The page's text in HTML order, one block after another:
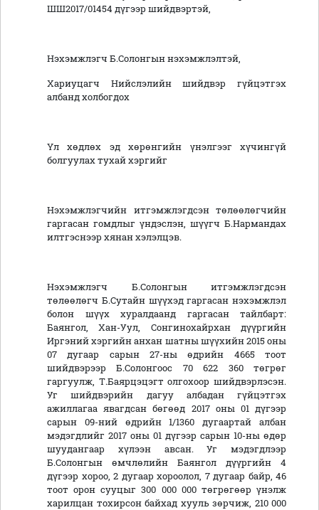
ШШ2017/01454 дүгээр шийдвэртэй,
Нэхэмжлэгч Б.Солонгын нэхэмжлэлтэй,
Хариуцагч Нийслэлийн шийдвэр гүйцэтгэх
албанд холбогдох
Үл хөдлөх эд хөрөнгийн үнэлгээг хүчингүй
болгуулах тухай хэргийг
Нэхэмжлэгчийн итгэмжлэгдсэн төлөөлөгчийн
гаргасан гомдлыг үндэслэн, шүүгч Б.Нармандах
илтгэснээр хянан хэлэлцэв.
Нэхэмжлэгч Б.Солонгын итгэмжлэгдсэн
төлөөлөгч Б.Сутайн шүүхэд гаргасан нэхэмжлэл
болон шүүх хуралдаанд гаргасан тайлбарт:
Баянгол, Хан-Уул, Сонгинохайрхан дүүргийн
Иргэний хэргийн анхан шатны шүүхийн 2015 оны
07 дугаар сарын 27-ны өдрийн 4665 тоот
шийдвэрээр Б.Солонгоос 70 622 360 төгрөг
гаргуулж, Т.Баярцэцэгт олгохоор шийдвэрлэсэн.
Уг шийдвэрийн дагуу албадан гүйцэтгэх
ажиллагаа явагдсан бөгөөд 2017 оны 01 дүгээр
сарын 09-ний өдрийн 1/1360 дугаартай албан
мэдэгдлийг 2017 оны 01 дүгээр сарын 10-ны өдөр
шуудангаар хүлээн авсан. Уг мэдэгдлээр
Б.Солонгын өмчлөлийн Баянгол дүүргийн 4
дүгээр хороо, 2 дугаар хороолол, 7 дугаар байр, 46
тоот орон сууцыг 300 000 000 төгрөгөөр үнэлж
харилцан тохирсон байхад хууль зөрчиж, 210 000